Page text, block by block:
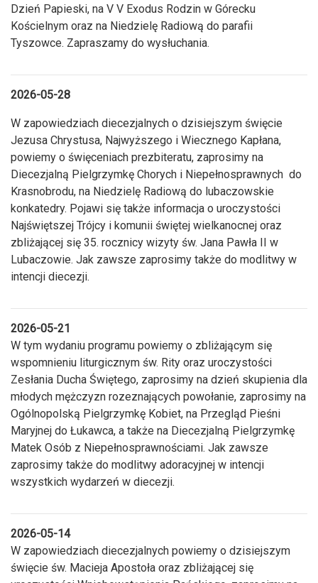
Dzień Papieski, na V V Exodus Rodzin w Górecku
Kościelnym oraz na Niedzielę Radiową do parafii
Tyszowce. Zapraszamy do wysłuchania.
2026-05-28
W zapowiedziach diecezjalnych o dzisiejszym święcie
Jezusa Chrystusa, Najwyższego i Wiecznego Kapłana,
powiemy o święceniach prezbiteratu, zaprosimy na
Diecezjalną Pielgrzymkę Chorych i Niepełnosprawnych do
Krasnobrodu, na Niedzielę Radiową do lubaczowskie
konkatedry. Pojawi się także informacja o uroczystości
Najświętszej Trójcy i komunii świętej wielkanocnej oraz
zbliżającej się 35. rocznicy wizyty św. Jana Pawła II w
Lubaczowie. Jak zawsze zaprosimy także do modlitwy w
intencji diecezji.
2026-05-21
W tym wydaniu programu powiemy o zbliżającym się
wspomnieniu liturgicznym św. Rity oraz uroczystości
Zesłania Ducha Świętego, zaprosimy na dzień skupienia dla
młodych mężczyzn rozeznających powołanie, zaprosimy na
Ogólnopolską Pielgrzymkę Kobiet, na Przegląd Pieśni
Maryjnej do Łukawca, a także na Diecezjalną Pielgrzymkę
Matek Osób z Niepełnosprawnościami. Jak zawsze
zaprosimy także do modlitwy adoracyjnej w intencji
wszystkich wydarzeń w diecezji.
2026-05-14
W zapowiedziach diecezjalnych powiemy o dzisiejszym
święcie św. Macieja Apostoła oraz zbliżającej się